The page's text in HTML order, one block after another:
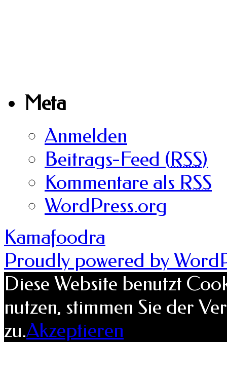
Meta
Anmelden
Beitrags-Feed (RSS)
Kommentare als RSS
WordPress.org
Kamafoodra
Proudly powered by
Diese Website benutzt
nutzen, stimmen Sie der
zu.Akzeptieren